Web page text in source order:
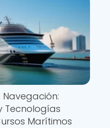
Navegación:
Tecnologías
Marítimos